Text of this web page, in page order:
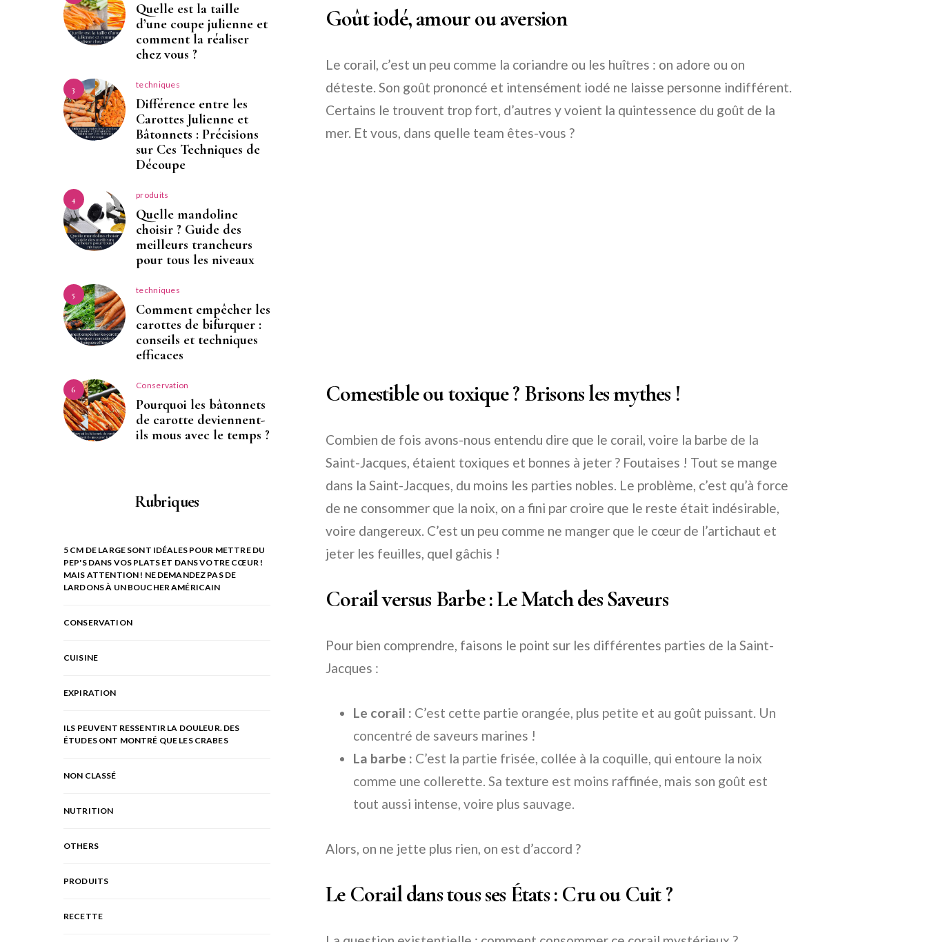
Goût iodé, amour ou aversion
Le corail, c’est un peu comme la coriandre ou les huîtres : on adore ou on
déteste. Son goût prononcé et intensément iodé ne laisse personne indifférent.
Certains le trouvent trop fort, d’autres y voient la quintessence du goût de la
mer. Et vous, dans quelle team êtes-vous ?
Comestible ou toxique ? Brisons les mythes !
Combien de fois avons-nous entendu dire que le corail, voire la barbe de la
Saint-Jacques, étaient toxiques et bonnes à jeter ? Foutaises ! Tout se mange
dans la Saint-Jacques, du moins les parties nobles. Le problème, c’est qu’à force
de ne consommer que la noix, on a fini par croire que le reste était indésirable,
voire dangereux. C’est un peu comme ne manger que le cœur de l’artichaut et
jeter les feuilles, quel gâchis !
Corail versus Barbe : Le Match des Saveurs
Pour bien comprendre, faisons le point sur les différentes parties de la Saint-
Jacques :
Le corail : C’est cette partie orangée, plus petite et au goût puissant. Un
concentré de saveurs marines !
La barbe : C’est la partie frisée, collée à la coquille, qui entoure la noix
comme une collerette. Sa texture est moins raffinée, mais son goût est
tout aussi intense, voire plus sauvage.
Alors, on ne jette plus rien, on est d’accord ?
Le Corail dans tous ses États : Cru ou Cuit ?
Quelle est la taille
d’une coupe julienne et
comment la réaliser
chez vous ?
3 techniques
Différence entre les
Carottes Julienne et
Bâtonnets : Précisions
sur Ces Techniques de
Découpe
4 produits
Quelle mandoline
choisir ? Guide des
meilleurs trancheurs
pour tous les niveaux
5 techniques
Comment empêcher les
carottes de bifurquer :
conseils et techniques
efficaces
6 Conservation
Pourquoi les bâtonnets
de carotte deviennent-
ils mous avec le temps ?
Rubriques
5 CM DE LARGE SONT IDÉALES POUR METTRE DU
PEP'S DANS VOS PLATS ET DANS VOTRE CŒUR !
MAIS ATTENTION ! NE DEMANDEZ PAS DE
LARDONS À UN BOUCHER AMÉRICAIN
CONSERVATION
CUISINE
EXPIRATION
ILS PEUVENT RESSENTIR LA DOULEUR. DES
ÉTUDES ONT MONTRÉ QUE LES CRABES
NON CLASSÉ
NUTRITION
OTHERS
PRODUITS
RECETTE